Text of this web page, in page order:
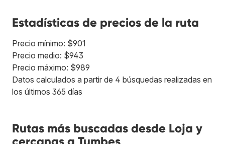
Estadísticas de precios de la ruta
Precio mínimo: $901
Precio medio: $943
Precio máximo: $989
Datos calculados a partir de 4 búsquedas realizadas en
los últimos 365 días
Rutas más buscadas desde Loja y